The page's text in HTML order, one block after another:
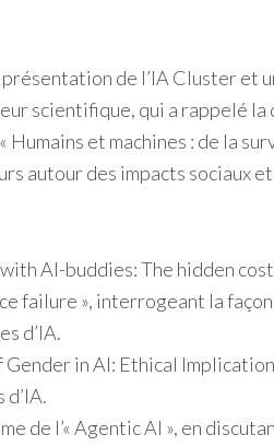
de l’IA Cluster et
scientifique, qui a rappelé
et machines : de la
autour des impacts sociaux
AI-buddies: The hidden
failure », interrogeant la
d’IA.
Gender in AI: Ethical
de l’« Agentic AI », en